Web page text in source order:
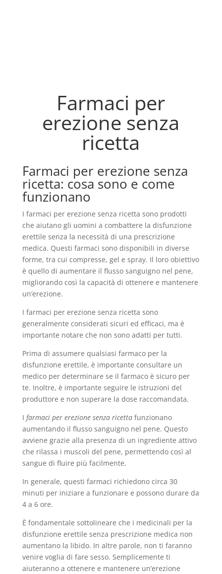
Farmaci per
erezione senza
ricetta
Farmaci per erezione senza
ricetta: cosa sono e come
funzionano
I farmaci per erezione senza ricetta sono prodotti
che aiutano gli uomini a combattere la disfunzione
erettile senza la necessità di una prescrizione
medica. Questi farmaci sono disponibili in diverse
forme, tra cui compresse, gel e spray. Il loro obiettivo
è quello di aumentare il flusso sanguigno nel pene,
migliorando così la capacità di ottenere e mantenere
un’erezione.
I farmaci per erezione senza ricetta sono
generalmente considerati sicuri ed efficaci, ma è
importante notare che non sono adatti per tutti.
Prima di assumere qualsiasi farmaco per la
disfunzione erettile, è importante consultare un
medico per determinare se il farmaco è sicuro per
te. Inoltre, è importante seguire le istruzioni del
produttore e non superare la dose raccomandata.
I farmaci per erezione senza ricettafunzionano
aumentando il flusso sanguigno nel pene. Questo
avviene grazie alla presenza di un ingrediente attivo
che rilassa i muscoli del pene, permettendo così al
sangue di fluire più facilmente.
In generale, questi farmaci richiedono circa 30
minuti per iniziare a funzionare e possono durare da
4 a 6 ore.
È fondamentale sottolineare che i medicinali per la
disfunzione erettile senza prescrizione medica non
aumentano la libido. In altre parole, non ti faranno
venire voglia di fare sesso. Semplicemente ti
aiuteranno a ottenere e mantenere un’erezione